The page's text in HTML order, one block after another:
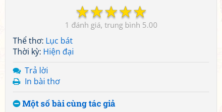
☆
☆
☆
☆
☆
1 5.00
Thể thơ: Lục bát
Thời kỳ: Hiện đại
Trả lời
In bài thơ
Một số bài cùng tác giả